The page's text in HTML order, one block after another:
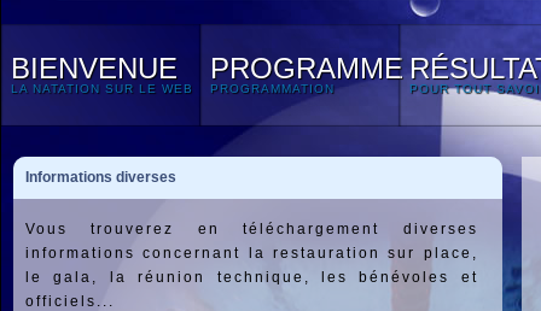
BIENVENUE
LA NATATION SUR LE WEB
PROGRAMME
PROGRAMMATION POUR TOUT
Informations diverses
Vous trouverez en téléchargement diverses
informations concernant la restauration sur place,
le gala, la réunion technique, les bénévoles et
officiels...